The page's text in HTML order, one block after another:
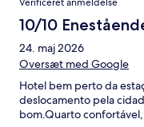
Verificeret anmeldelse
10/10
24. maj 2026
Oversæt med Google
Hotel bem perto da
deslocamento pela
bom.Quarto